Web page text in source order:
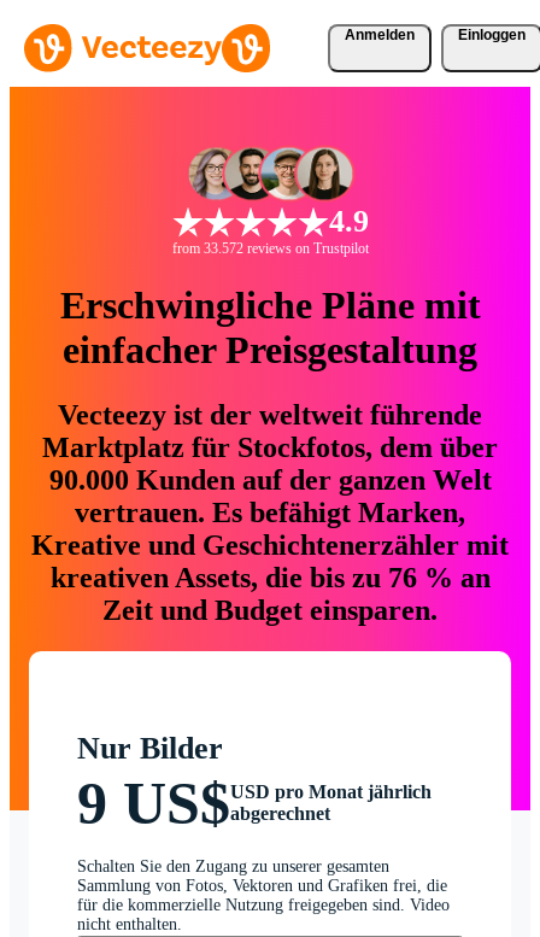
Anmelden Einloggen
4.9
from 33.572 reviews on Trustpilot
Erschwingliche Pläne mit
einfacher Preisgestaltung
Vecteezy ist der weltweit führende
Marktplatz für Stockfotos, dem über
90.000 Kunden auf der ganzen Welt
vertrauen. Es befähigt Marken,
Kreative und Geschichtenerzähler mit
kreativen Assets, die bis zu 76 % an
Zeit und Budget einsparen.
Nur Bilder
9 US$USD pro Monat jährlich
abgerechnet
Schalten Sie den Zugang zu unserer gesamten
Sammlung von Fotos, Vektoren und Grafiken frei, die
für die kommerzielle Nutzung freigegeben sind. Video
nicht enthalten.